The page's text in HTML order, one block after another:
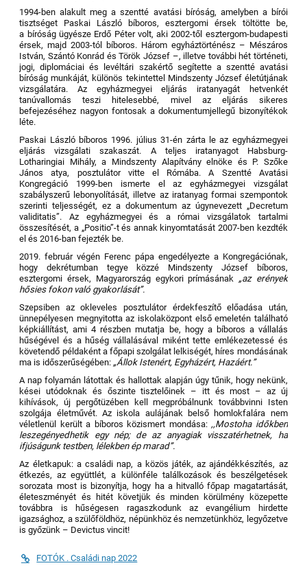
1994-ben alakult meg a szentté avatási bíróság, amelyben a bírói
tisztséget Paskai László bíboros, esztergomi érsek töltötte be,
a bíróság ügyésze Erdő Péter volt, aki 2002-től esztergom-budapesti
érsek, majd 2003-tól bíboros. Három egyháztörténész – Mészáros
István, Szántó Konrád és Török József –, illetve további hét történeti,
jogi, diplomáciai és levéltári szakértő segítette a szentté avatási
bíróság munkáját, különös tekintettel Mindszenty József életútjának
vizsgálatára. Az egyházmegyei eljárás iratanyagát hetvenkét
tanúvallomás teszi hitelesebbé, mivel az eljárás sikeres
befejezéséhez nagyon fontosak a dokumentumjellegű bizonyítékok
léte.
Paskai László bíboros 1996. július 31-én zárta le az egyházmegyei
eljárás vizsgálati szakaszát. A teljes iratanyagot Habsburg-
Lotharingiai Mihály, a Mindszenty Alapítvány elnöke és P. Szőke
János atya, posztulátor vitte el Rómába. A Szentté Avatási
Kongregáció 1999-ben ismerte el az egyházmegyei vizsgálat
szabályszerű lebonyolítását, illetve az iratanyag formai szempontok
szerinti teljességét, ez a dokumentum az úgynevezett „Decretum
validitatis”. Az egyházmegyei és a római vizsgálatok tartalmi
összesítését, a „Positio”-t és annak kinyomtatását 2007-ben kezdték
el és 2016-ban fejezték be.
2019. február végén Ferenc pápa engedélyezte a Kongregációnak,
hogy dekrétumban tegye közzé Mindszenty József bíboros,
esztergomi érsek, Magyarország egykori prímásának „az erények
hősies fokon való gyakorlását”.
Szepsiben az okleveles posztulátor érdekfeszítő előadása után,
ünnepélyesen megnyitotta az iskolaközpont első emeletén található
képkiállítást, ami 4 részben mutatja be, hogy a bíboros a vállalás
hűségével és a hűség vállalásával miként tette emlékezetessé és
követendő példaként a főpapi szolgálat lelkiségét, híres mondásának
ma is időszerűségében: „Állok Istenért, Egyházért, Hazáért.”
A nap folyamán látottak és hallottak alapján úgy tűnik, hogy nekünk,
kései utódoknak és őszinte tisztelőinek – itt és most – az új
kihívások, új pergőtüzében kell megpróbálnunk továbbvinni Isten
szolgája életművét. Az iskola aulájának belső homlokfalára nem
véletlenül került a bíboros közismert mondása: ,,Mostoha időkben
leszegényedhetik egy nép; de az anyagiak visszatérhetnek, ha
ifjúságunk testben, lélekben ép marad”.
Az életkapuk: a családi nap, a közös játék, az ajándékkészítés, az
étkezés, az együttlét, a különféle találkozások és beszélgetések
sorozata most is bizonyítja, hogy ha a hitvalló főpap magatartását,
életeszményét és hitét követjük és minden körülmény közepette
továbbra is hűségesen ragaszkodunk az evangélium hirdette
igazsághoz, a szülőföldhöz, népünkhöz és nemzetünkhöz, legyőzetve
is győzünk – Devictus vincit!
FOTÓK . Családi nap 2022